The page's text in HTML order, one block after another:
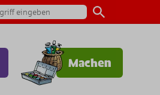
Machen